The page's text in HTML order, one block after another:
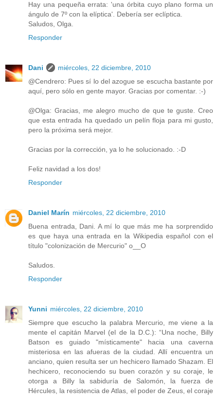
Hay una pequeña errata: 'una órbita cuyo plano forma un
ángulo de 7º con la elíptica'. Debería ser eclíptica.
Saludos, Olga.
Responder
Dani
miércoles, 22 diciembre, 2010
@Cendrero: Pues sí lo del azogue se escucha bastante por
aquí, pero sólo en gente mayor. Gracias por comentar. :-)
@Olga: Gracias, me alegro mucho de que te guste. Creo
que esta entrada ha quedado un pelín floja para mi gusto,
pero la próxima será mejor.
Gracias por la corrección, ya lo he solucionado. :-D
Feliz navidad a los dos!
Responder
Daniel Marín miércoles, 22 diciembre, 2010
Buena entrada, Dani. A mí lo que más me ha sorprendido
es que haya una entrada en la Wikipedia español con el
título "colonización de Mercurio" o__O
Saludos.
Responder
Yunni miércoles, 22 diciembre, 2010
Siempre que escucho la palabra Mercurio, me viene a la
mente el capitán Marvel (el de la D.C.): “Una noche, Billy
Batson es guiado "místicamente" hacia una caverna
misteriosa en las afueras de la ciudad. Allí encuentra un
anciano, quien resulta ser un hechicero llamado Shazam. El
hechicero, reconociendo su buen corazón y su coraje, le
otorga a Billy la sabiduría de Salomón, la fuerza de
Hércules, la resistencia de Atlas, el poder de Zeus, el coraje